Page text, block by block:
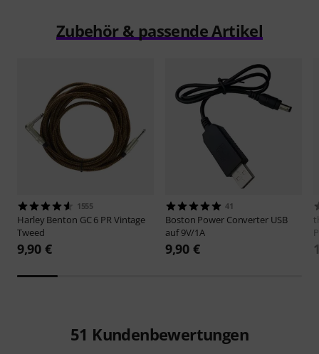
Zubehör & passende Artikel
1555
Harley Benton GC 6 PR Vintage
Tweed
9,90 €
41
Boston Power Converter USB
auf 9V/1A
9,90 €
51 Kundenbewertungen